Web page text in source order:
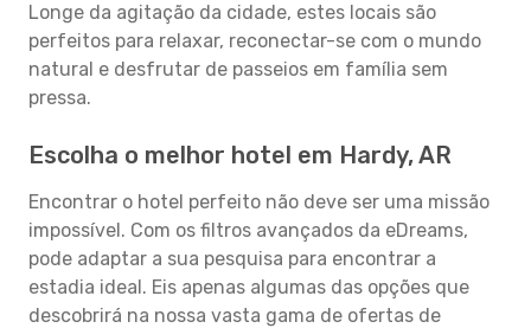
Longe da agitação da cidade, estes locais são
perfeitos para relaxar, reconectar-se com o mundo
natural e desfrutar de passeios em família sem
pressa.
Escolha o melhor hotel em Hardy, AR
Encontrar o hotel perfeito não deve ser uma missão
impossível. Com os filtros avançados da eDreams,
pode adaptar a sua pesquisa para encontrar a
estadia ideal. Eis apenas algumas das opções que
descobrirá na nossa vasta gama de ofertas de